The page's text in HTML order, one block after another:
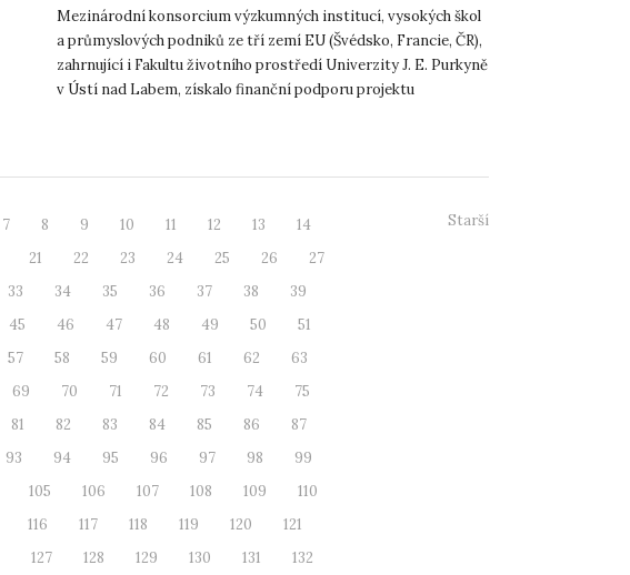
Mezinárodní konsorcium výzkumných institucí, vysokých škol
a průmyslových podniků ze tří zemí EU (Švédsko, Francie, ČR),
zahrnující i Fakultu životního prostředí Univerzity J. E. Purkyně
v Ústí nad Labem, získalo finanční podporu projektu
7 8 9 10 11 12 13
14
21 22 23 24 25 26
27
33 34 35 36 37 38
39
45 46 47 48 49 50
51
57 58 59 60 61 62
63
69 70 71 72 73 74
75
81 82 83 84 85 86
87
93 94 95 96 97 98
99
105 106 107 108 109
110
116 117 118 119 120
121
127 128 129 130 131
132
Starší